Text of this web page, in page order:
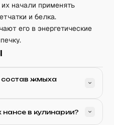
начали применять
и белка.
его в энергетические
состав жмыха
в кулинарии?